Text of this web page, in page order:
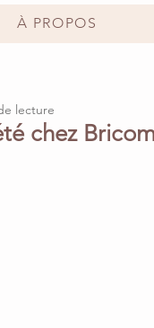
À PROPOS
chez
lecture